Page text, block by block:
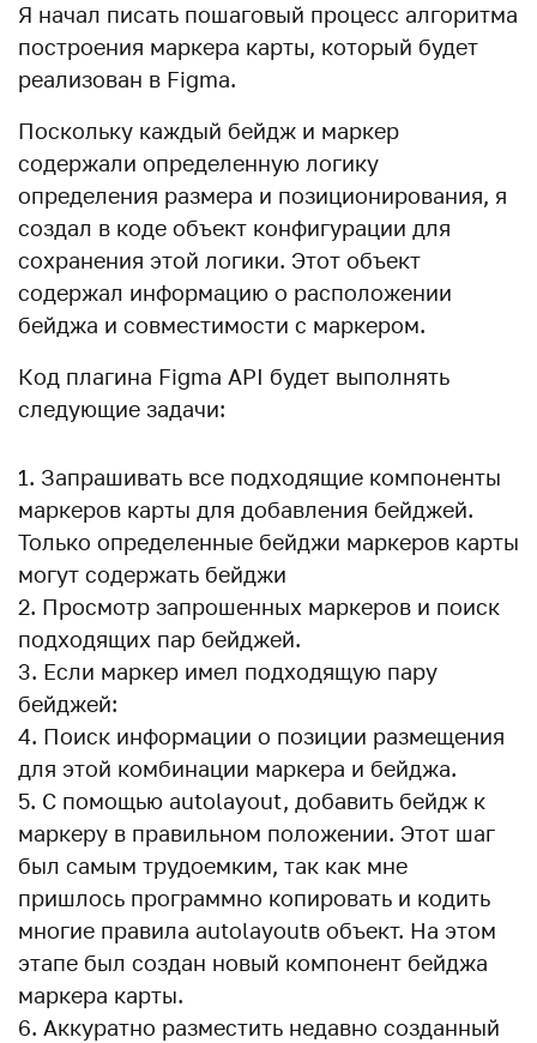
Я начал писать пошаговый процесс алгоритма
построения маркера карты, который будет
реализован в Figma.
Поскольку каждый бейдж и маркер
содержали определенную логику
определения размера и позиционирования, я
создал в коде объект конфигурации для
сохранения этой логики. Этот объект
содержал информацию о расположении
бейджа и совместимости с маркером.
Код плагина Figma API будет выполнять
следующие задачи:
Запрашивать все подходящие компоненты
маркеров карты для добавления бейджей.
Только определенные бейджи маркеров карты
могут содержать бейджи
Просмотр запрошенных маркеров и поиск
подходящих пар бейджей.
Если маркер имел подходящую пару
бейджей:
Поиск информации о позиции размещения
для этой комбинации маркера и бейджа.
С помощью autolayout, добавить бейдж к
маркеру в правильном положении. Этот шаг
был самым трудоемким, так как мне
пришлось программно копировать и кодить
многие правила autolayoutв объект. На этом
этапе был создан новый компонент бейджа
маркера карты.
Аккуратно разместить недавно созданный